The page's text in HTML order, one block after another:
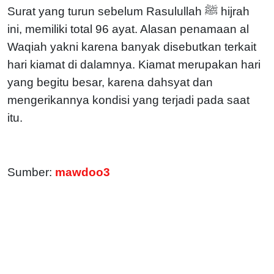
Surat yang turun sebelum Rasulullah ﷺ hijrah
ini, memiliki total 96 ayat. Alasan penamaan al
Waqiah yakni karena banyak disebutkan terkait
hari kiamat di dalamnya. Kiamat merupakan hari
yang begitu besar, karena dahsyat dan
mengerikannya kondisi yang terjadi pada saat
itu.
Sumber: mawdoo3